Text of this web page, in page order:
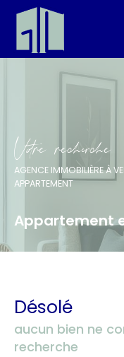
Vore recece
AGENCE IMMOBILIÈRE À
APPARTEMENT
Appartement
Désolé
aucun bien ne
recherche